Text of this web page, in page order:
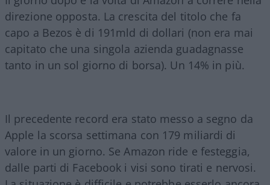
direzione opposta. La crescita del titolo che fa
capo a Bezos è di 191mld di dollari (non era mai
capitato che una singola azienda guadagnasse
tanto in un sol giorno di borsa). Un 14% in più.
Il precedente record era stato messo a segno da
Apple la scorsa settimana con 179 miliardi di
valore in un giorno. Se Amazon ride e festeggia,
dalle parti di Facebook i visi sono tirati e nervosi.